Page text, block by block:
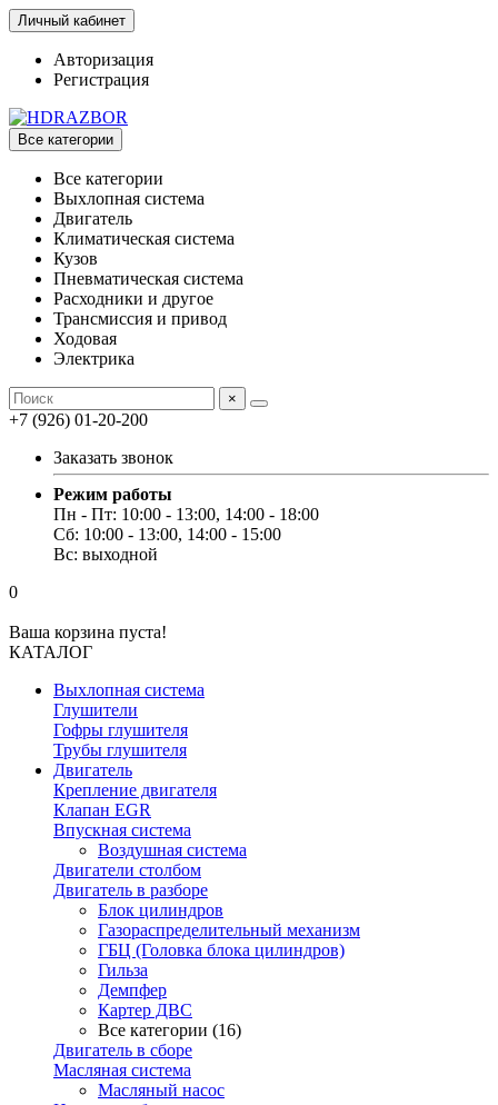
Личный кабинет
Авторизация
Регистрация
Все категории
Все категории
Выхлопная система
Двигатель
Климатическая система
Кузов
Пневматическая система
Расходники и другое
Трансмиссия и привод
Ходовая
Электрика
×
+7 (926) 01-20-200
Заказать звонок
Режим работы
Пн - Пт: 10:00 - 13:00, 14:00 - 18:00
Сб: 10:00 - 13:00, 14:00 - 15:00
Вс: выходной
0
Ваша корзина пуста!
КАТАЛОГ
Выхлопная система
Глушители
Гофры глушителя
Трубы глушителя
Двигатель
Крепление двигателя
Клапан EGR
Впускная система
Воздушная система
Двигатели столбом
Двигатель в разборе
Блок цилиндров
Газораспределительный механизм
ГБЦ (Головка блока цилиндров)
Гильза
Демпфер
Картер ДВС
Все категории (16)
Двигатель в сборе
Масляная система
Масляный насос